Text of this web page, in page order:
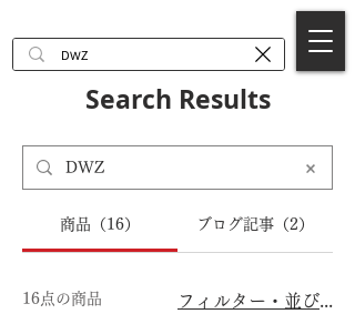
Search Results
商品（16） ブログ記事（2）
16点の商品 フィルター・並び替え